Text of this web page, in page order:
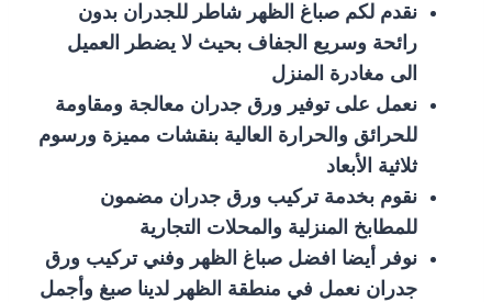
نقدم لكم صباغ الظهر شاطر للجدران بدون
رائحة وسريع الجفاف بحيث لا يضطر العميل
الى مغادرة المنزل
نعمل على توفير ورق جدران معالجة ومقاومة
للحرائق والحرارة العالية بنقشات مميزة ورسوم
ثلاثية الأبعاد
نقوم بخدمة تركيب ورق جدران مضمون
للمطابخ المنزلية والمحلات التجارية
نوفر أيضا افضل صباغ الظهر وفني تركيب ورق
جدران نعمل في منطقة الظهر لدينا صبغ وأجمل